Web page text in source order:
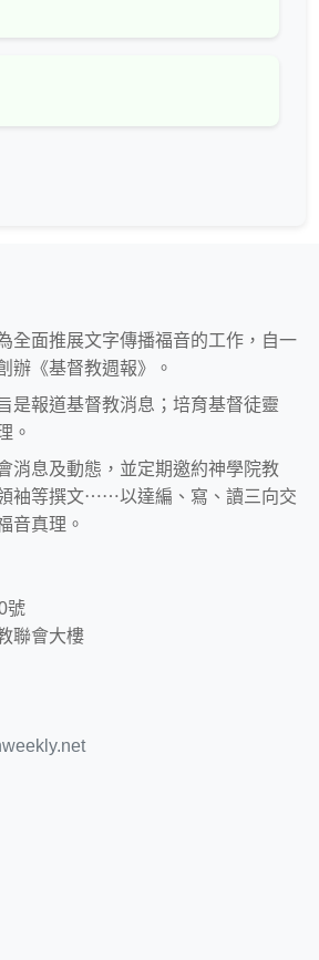
全面推展文字傳播福音的工作，自一
辦《基督教週報》。
是報道基督教消息；培育基督徒靈
。
消息及動態，並定期邀約神學院教
袖等撰文⋯⋯以達編、寫、讀三向交
音真理。
號
會大樓